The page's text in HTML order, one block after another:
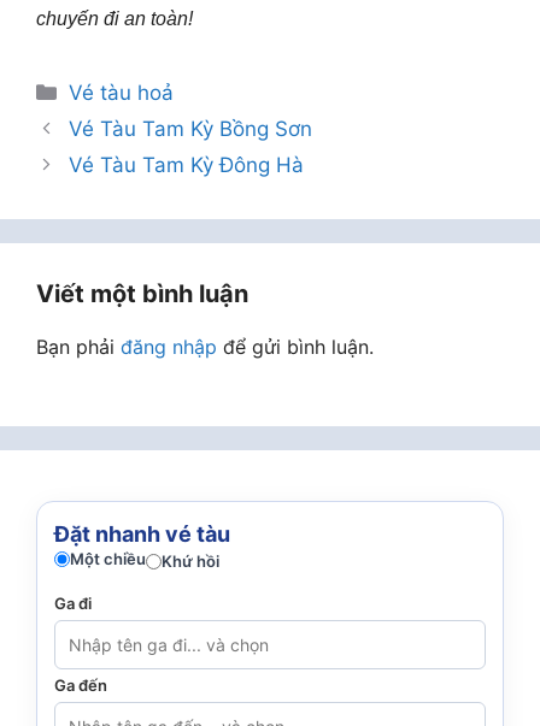
chuyến đi an toàn!
Danh
mục
Vé tàu hoả
Vé Tàu Tam Kỳ Bồng Sơn
Vé Tàu Tam Kỳ Đông Hà
Viết một bình luận
Bạn phải đăng nhập để gửi bình luận.
Đặt nhanh vé tàu
Một chiều Khứ hồi
Ga đi
Ga đến